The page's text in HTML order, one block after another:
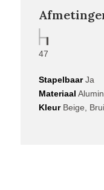
47
StapelbaarJa
Materiaal
KleurBeige,